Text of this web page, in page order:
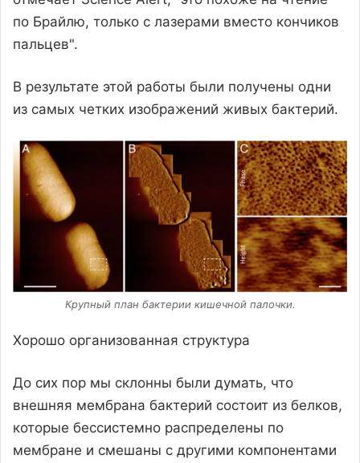
по Брайлю, только с лазерами вместо кончиков
пальцев".
В результате этой работы были получены одни
из самых четких изображений живых бактерий.
Крупный план бактерии кишечной палочки.
Хорошо организованная структура
До сих пор мы склонны были думать, что
внешняя мембрана бактерий состоит из белков,
которые бессистемно распределены по
мембране и смешаны с другими компонентами